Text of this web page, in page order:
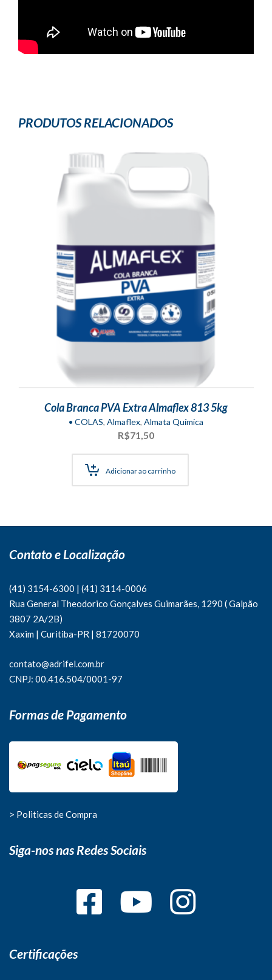
PRODUTOS RELACIONADOS
Cola Branca PVA Extra Almaflex 813 5kg
• COLAS, Almaflex, Almata Química
R$71,50
Adicionar ao carrinho
Contato e Localização
(41) 3154-6300 | (41) 3114-0006
Rua General Theodorico Gonçalves Guimarães, 1290 ( Galpão
3807 2A/2B)
Xaxim | Curitiba-PR | 81720070
contato@adrifel.com.br
CNPJ: 00.416.504/0001-97
Formas de Pagamento
> Politicas de Compra
Siga-nos nas Redes Sociais
Certificações